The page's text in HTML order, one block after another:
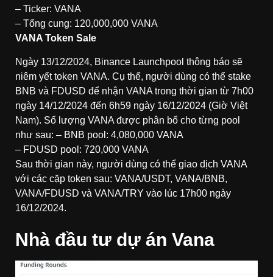
– Ticker: VANA
– Tổng cung: 120,000,000 VANA
VANA Token Sale
Ngày 13/12/2024, Binance Launchpool thông báo sẽ
niêm yết token VANA. Cụ thể, người dùng có thể stake
BNB và FDUSD để nhận VANA trong thời gian từ 7h00
ngày 14/12/2024 đến 6h59 ngày 16/12/2024 (Giờ Việt
Nam). Số lượng VANA được phân bổ cho từng pool
như sau: – BNB pool: 4,080,000 VANA
– FDUSD pool: 720,000 VANA
Sau thời gian này, người dùng có thể giao dịch VANA
với các cặp token sau: VANA/USDT, VANA/BNB,
VANA/FDUSD và VANA/TRY vào lúc 17h00 ngày
16/12/2024.
Nhà đầu tư dự án Vana